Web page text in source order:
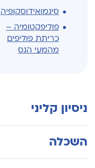
סיגמואידוסקופיה
פוליפקטומיה –
כריתת פוליפים
מהמעי הגס
ניסיון קליני
השכלה